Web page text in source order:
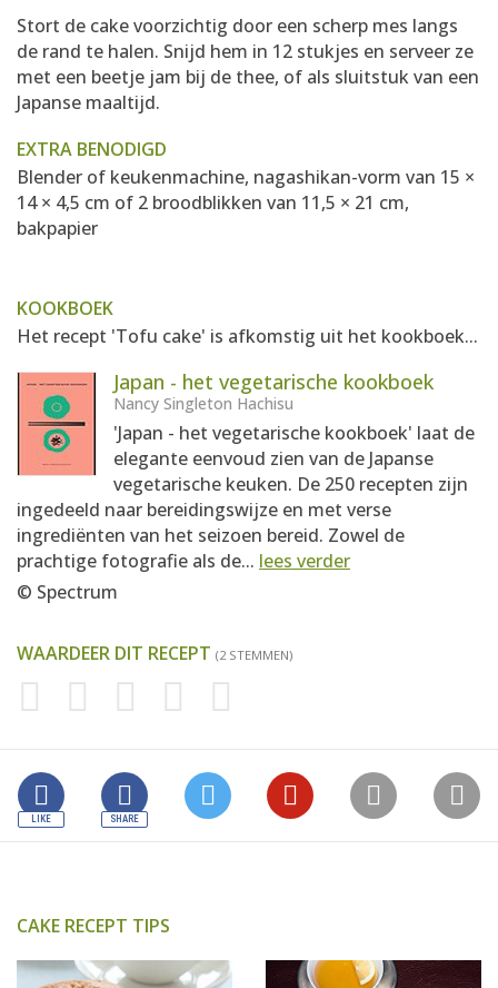
Stort de cake voorzichtig door een scherp mes langs
de rand te halen. Snijd hem in 12 stukjes en serveer ze
met een beetje jam bij de thee, of als sluitstuk van een
Japanse maaltijd.
EXTRA BENODIGD
Blender of keukenmachine, nagashikan-vorm van 15 ×
14 × 4,5 cm of 2 broodblikken van 11,5 × 21 cm,
bakpapier
KOOKBOEK
Het recept 'Tofu cake' is afkomstig uit het kookboek...
Japan - het vegetarische kookboek
Nancy Singleton Hachisu
'Japan - het vegetarische kookboek' laat de
elegante eenvoud zien van de Japanse
vegetarische keuken. De 250 recepten zijn
ingedeeld naar bereidingswijze en met verse
ingrediënten van het seizoen bereid. Zowel de
prachtige fotografie als de... lees verder
© Spectrum
WAARDEER DIT RECEPT (2 STEMMEN)
CAKE RECEPT TIPS